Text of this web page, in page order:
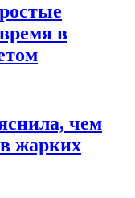
в
чем
жарких